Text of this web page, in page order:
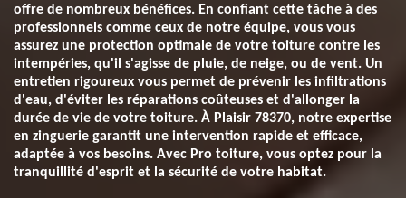
offre de nombreux bénéfices. En confiant cette tâche à des
professionnels comme ceux de notre équipe, vous vous
assurez une protection optimale de votre toiture contre les
intempéries, qu'il s'agisse de pluie, de neige, ou de vent. Un
entretien rigoureux vous permet de prévenir les infiltrations
d'eau, d'éviter les réparations coûteuses et d'allonger la
durée de vie de votre toiture. À Plaisir 78370, notre expertise
en zinguerie garantit une intervention rapide et efficace,
adaptée à vos besoins. Avec Pro toiture, vous optez pour la
tranquillité d'esprit et la sécurité de votre habitat.